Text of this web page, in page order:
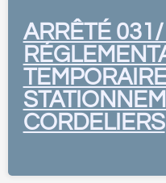
ARRÊTÉ
CORDELIERS